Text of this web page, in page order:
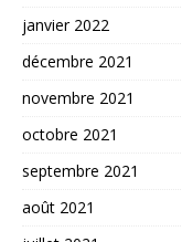
janvier 2022
décembre 2021
novembre 2021
octobre 2021
septembre 2021
août 2021